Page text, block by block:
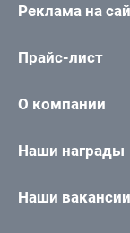
Реклама на
Прайс-лист
О компании
Наши награды
Наши вакансии